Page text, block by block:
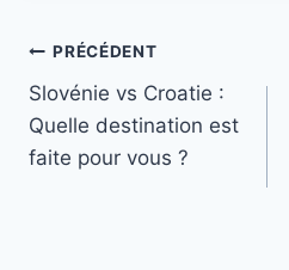
Navigation
de
l’article
PRÉCÉDENT
Slovénie vs Croatie :
Quelle destination est
faite pour vous ?